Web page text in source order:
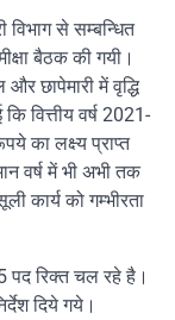
विभाग से सम्बन्धित
बैठक की गयी।
छापेमारी में वृद्धि
वित्तीय वर्ष 2021-
का लक्ष्य प्राप्त
वर्ष में भी अभी तक
कार्य को गम्भीरता
पद रिक्त चल रहे है।
दिये गये।